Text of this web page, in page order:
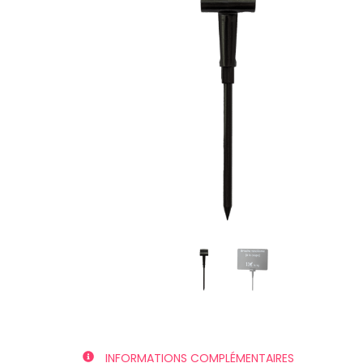
INFORMATIONS COMPLÉMENTAIRES